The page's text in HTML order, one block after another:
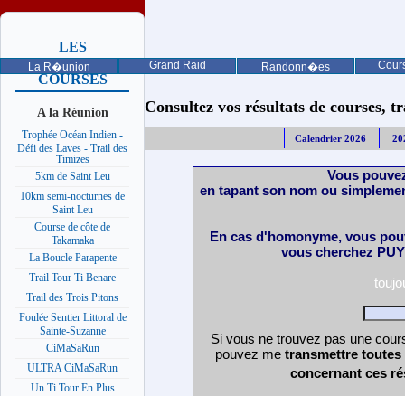
La R�union Grand Raid Randonn�es
LES
PROCHAINES
COURSES
A la Réunion
Trophée Océan Indien -
Défi des Laves - Trail des
Timizes
5km de Saint Leu
10km semi-nocturnes de
Saint Leu
Course de côte de
Takamaka
La Boucle Parapente
Trail Tour Ti Benare
Trail des Trois Pitons
Foulée Sentier Littoral de
Sainte-Suzanne
CiMaSaRun
ULTRA CiMaSaRun
Un Ti Tour En Plus
Consultez vos résultats de courses,
Calendrier 2026
Vous
en tapant son nom ou
En cas d'homonyme, vous
vous cherchez
Si vous ne trouvez pas une
pouvez me transmettre
concernant ces